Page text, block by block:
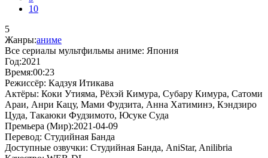
10
5
Жанры:аниме
Все сериалы мультфильмы аниме: Япония
Год:2021
Время:00:23
Режиссёр: Кадзуя Итикава
Актёры: Коки Утияма, Рёхэй Кимура, Субару Кимура, Сатоми
Араи, Анри Кацу, Мами Фудзита, Анна Хатиминэ, Кэндзиро
Цуда, Такаюки Фудзимото, Юсуке Суда
Премьера (Мир):2021-04-09
Перевод: Студийная Банда
Доступные озвучки: Студийная Банда, AniStar, Anilibria